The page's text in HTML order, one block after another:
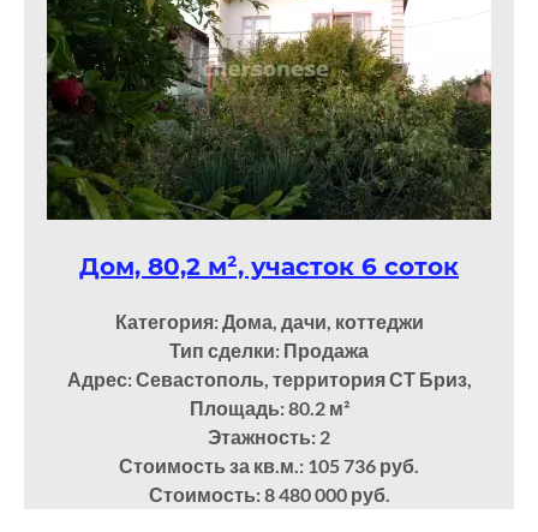
Дом, 80,2 м², участок 6 соток
Категория: Дома, дачи, коттеджи
Тип сделки: Продажа
Адрес: Севастополь, территория СТ Бриз,
Площадь: 80.2м²
Этажность: 2
Стоимость за кв.м.: 105 736 руб.
Стоимость: 8 480 000 руб.